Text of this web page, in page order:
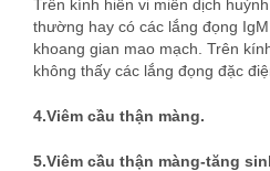
Trên kính hiển vi miễn dịch
thường hay có các lắng đọng
khoang gian mao mạch. Trên
không thấy các lắng đọng đặc
4.Viêm cầu thận màng.
5.Viêm cầu thận màng-tăng